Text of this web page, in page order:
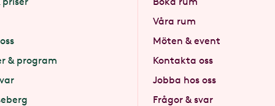
& program
Våra rum
Möten & event
Kontakta oss
Jobba hos oss
Frågor & svar